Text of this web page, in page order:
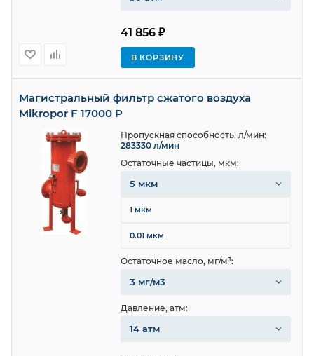
41 856 ₽
В КОРЗИНУ
Магистральный фильтр сжатого воздуха
Mikropor F 17000 P
Пропускная способность, л/мин:
283330 л/мин
Остаточные частицы, мкм:
5 мкм
1 мкм
0.01 мкм
Остаточное масло, мг/м³:
3 мг/м3
Давление, атм:
14 атм